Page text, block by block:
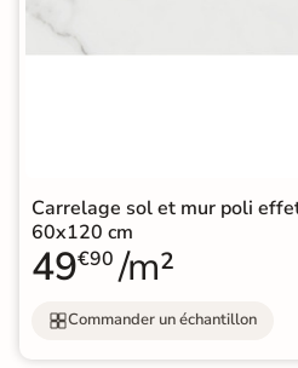
Carrelage sol et mur poli
60x120 cm
49€90 /m²
Commander un échantillon